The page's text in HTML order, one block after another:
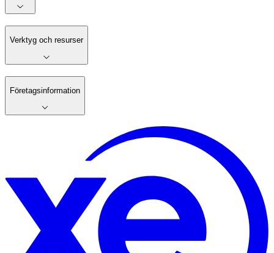
Verktyg och resurser
Företagsinformation